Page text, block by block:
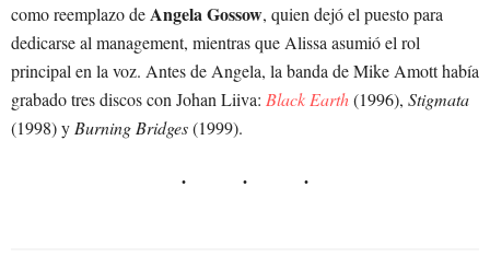
como reemplazo deAngela Gossow, quien dejó el puesto para
dedicarse al management, mientras que Alissa asumió el rol
principal en la voz. Antes de Angela, la banda de Mike Amott había
grabado tres discos con Johan Liiva: Black Earth(1996), Stigmata
(1998) yBurning Bridges(1999).